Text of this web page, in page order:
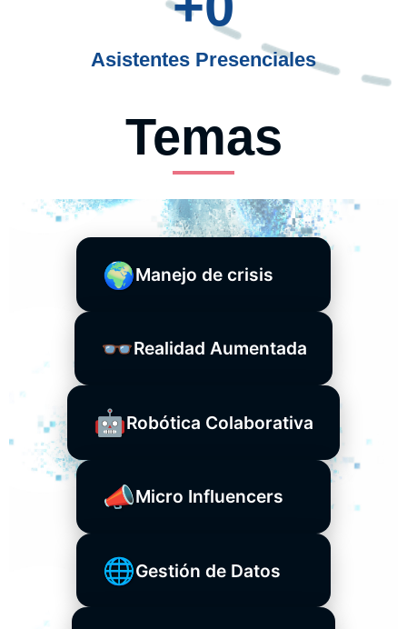
Asistentes Presenciales
Temas
🌍Manejo de crisis
👓Realidad Aumentada
🤖Robótica Colaborativa
📣Micro Influencers
🌐Gestión de Datos